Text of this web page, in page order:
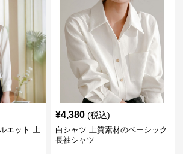
エット 上
¥4,380 (税込)
白シャツ 上質素材のベーシック
長袖シャツ